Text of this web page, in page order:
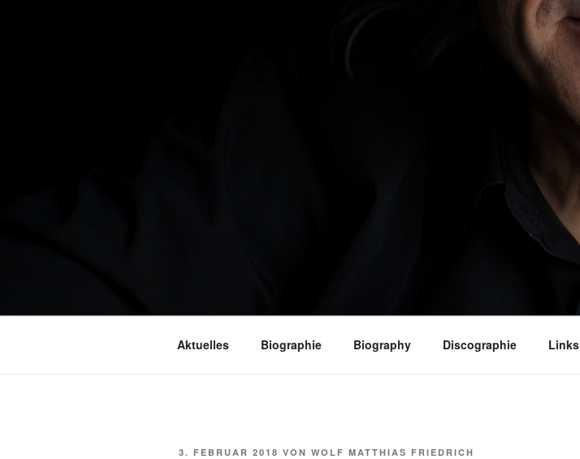
Aktuelles Biographie Biography Discographie Links
VERÖFFENTLICHT
3. FEBRUAR 2018 VON WOLF MATTHIAS FRIEDRICH